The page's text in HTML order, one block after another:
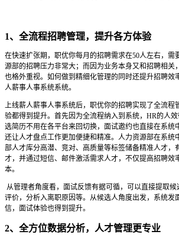
1、全流程招聘管理，提升各方体验
在快速扩张期，职优你每月的招聘需求在50人左右，需
源部的招聘压力非常大；而因为业务本身又和招聘相关
也格外重视。如何做到精细化管理的同时还提升招聘效
人薪事人事系统系统。
上线薪人薪事人事系统后，职优你的招聘实现了全流
验都得到提升。首先因为全流程纳入到系统，HR的人
选简历不用在各平台来回切换，面试邀约也直接在系统
还让人才盘点工作更加便捷和精准。人力资源部在系统
部人才库分高潜、竞对、高质量等标签储备精准人才，
才，并通过短信、邮件激活需求人才，不仅提高招聘效
本。
从管理者角度看，面试反馈有据可循，可以直接提取
评价，分析入离职原因等。从候选人角度出发，系统发
信，面试体验也得到提升。
2、全方位数据分析，人才管理更专业